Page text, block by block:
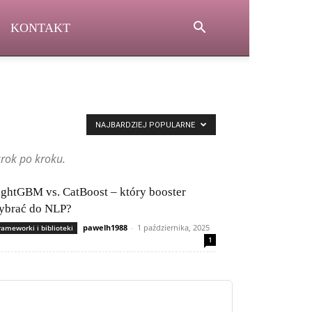
KONTAKT
po kroku.
NAJBARDZIEJ POPULARNE
vs. CatBoost – który booster
do NLP?
i biblioteki pawelh1988 - 1 października, 2025
1